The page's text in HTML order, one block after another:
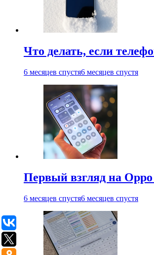
Что делать, если
6 месяцев спустя6 месяцев спустя
Первый взгляд на
6 месяцев спустя6 месяцев спустя